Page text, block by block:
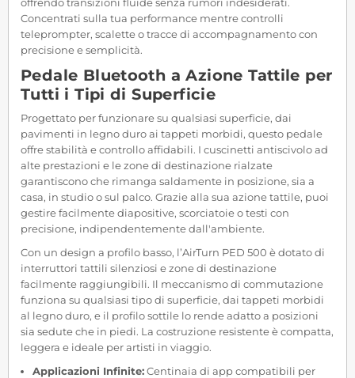
Concentrati sulla tua performance mentre controlli
teleprompter, scalette o tracce di accompagnamento con
precisione e semplicità.
Pedale Bluetooth a Azione Tattile per
Tutti i Tipi di Superficie
Progettato per funzionare su qualsiasi superficie, dai
pavimenti in legno duro ai tappeti morbidi, questo pedale
offre stabilità e controllo affidabili. I cuscinetti antiscivolo ad
alte prestazioni e le zone di destinazione rialzate
garantiscono che rimanga saldamente in posizione, sia a
casa, in studio o sul palco. Grazie alla sua azione tattile, puoi
gestire facilmente diapositive, scorciatoie o testi con
precisione, indipendentemente dall'ambiente.
Con un design a profilo basso, l’AirTurn PED 500 è dotato di
interruttori tattili silenziosi e zone di destinazione
facilmente raggiungibili. Il meccanismo di commutazione
funziona su qualsiasi tipo di superficie, dai tappeti morbidi
al legno duro, e il profilo sottile lo rende adatto a posizioni
sia sedute che in piedi. La costruzione resistente è compatta,
leggera e ideale per artisti in viaggio.
Applicazioni Infinite:Centinaia di app compatibili per